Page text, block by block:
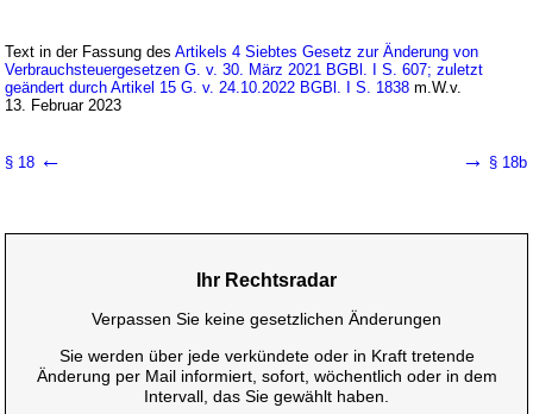
Text in der Fassung desArtikels 4 Siebtes Gesetz zur Änderung von
Verbrauchsteuergesetzen G. v. 30. März 2021 BGBl. I S. 607; zuletzt
geändert durch Artikel 15 G. v. 24.10.2022 BGBl. I S. 1838 m.W.v.
13. Februar 2023
§ 18 ← → § 18b
Ihr Rechtsradar
Verpassen Sie keine gesetzlichen Änderungen
Sie werden über jede verkündete oder in Kraft tretende
Änderung per Mail informiert, sofort, wöchentlich oder in dem
Intervall, das Sie gewählt haben.